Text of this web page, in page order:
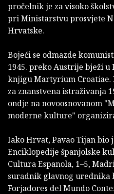
pročelnik je za visoko
pri Ministarstvu prosvjete
Hrvatske.
Bojeći se odmazde
1945. preko Austrije bježi u
knjigu Martyrium Croatiae.
za znanstvena istraživanja
ondje na novoosnovanom
moderne kulture"
Iako Hrvat, Pavao Tijan
Enciklopedije španjolske
Cultura Espanola, 1–5,
suradnik glavnog urednika
Forjadores del Mundo